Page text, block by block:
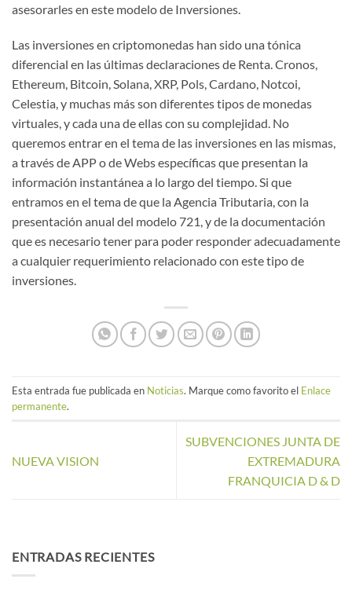
asesorarles en este modelo de Inversiones.
Las inversiones en criptomonedas han sido una tónica
diferencial en las últimas declaraciones de Renta. Cronos,
Ethereum, Bitcoin, Solana, XRP, Pols, Cardano, Notcoi,
Celestia, y muchas más son diferentes tipos de monedas
virtuales, y cada una de ellas con su complejidad. No
queremos entrar en el tema de las inversiones en las mismas,
a través de APP o de Webs específicas que presentan la
información instantánea a lo largo del tiempo. Si que
entramos en el tema de que la Agencia Tributaria, con la
presentación anual del modelo 721, y de la documentación
que es necesario tener para poder responder adecuadamente
a cualquier requerimiento relacionado con este tipo de
inversiones.
Esta entrada fue publicada en Noticias. Marque como favorito el Enlace
permanente.
NUEVA VISION
SUBVENCIONES JUNTA DE
EXTREMADURA
FRANQUICIA D & D
ENTRADAS RECIENTES